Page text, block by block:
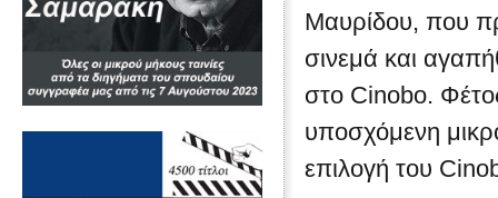
Μαυρίδου, που
σινεμά και
στο Cinobo.
υποσχόμενη
επιλογή του